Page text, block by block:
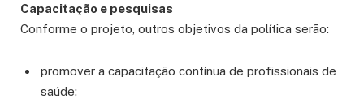
Capacitação e pesquisas
Conforme o projeto, outros objetivos da política serão:
promover a capacitação contínua de profissionais de
saúde;